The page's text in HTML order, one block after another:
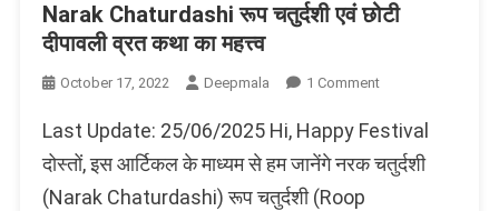
Narak Chaturdashi रूप चतुर्दशी एवं छोटी
दीपावली व्रत कथा का महत्त्व
October 17, 2022 Deepmala 1 CommentOn
Chaturdashi
चतुर्दशी
Last Update: 25/06/2025 Hi, Happy Festival
दोस्तों, इस आर्टिकल के माध्यम से हम जानेंगे नरक चतुर्दशी
(Narak Chaturdashi) रूप चतुर्दशी (Roop